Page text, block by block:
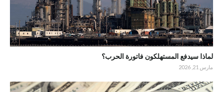
لماذا سيدفع المستهلكون فاتورة الحرب؟
مارس 21, 2026